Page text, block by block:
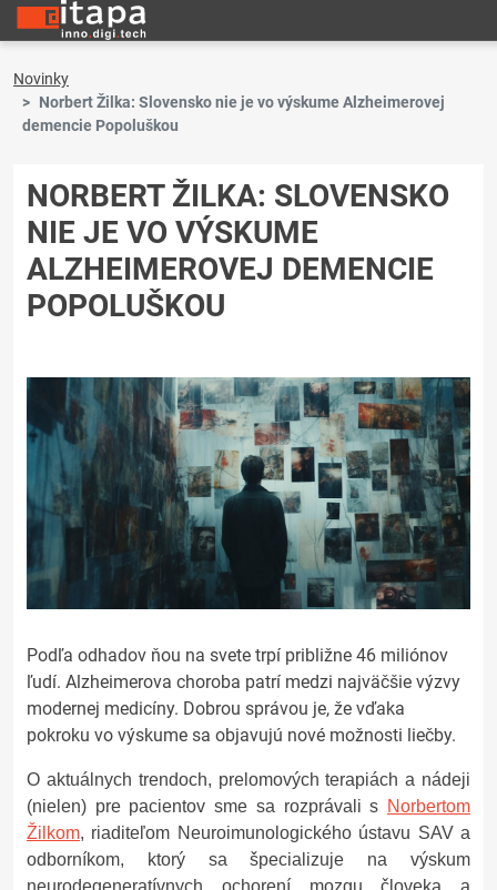
Novinky
Norbert Žilka: Slovensko nie je vo výskume Alzheimerovej
demencie Popoluškou
NORBERT ŽILKA: SLOVENSKO
NIE JE VO VÝSKUME
ALZHEIMEROVEJ DEMENCIE
POPOLUŠKOU
Podľa odhadov ňou na svete trpí približne 46 miliónov
ľudí. Alzheimerova choroba patrí medzi najväčšie výzvy
modernej medicíny. Dobrou správou je, že vďaka
pokroku vo výskume sa objavujú nové možnosti liečby.
O aktuálnych trendoch, prelomových terapiách a nádeji
(nielen) pre pacientov sme sa rozprávali s Norbertom
Žilkom, riaditeľom Neuroimunologického ústavu SAV a
odborníkom, ktorý sa špecializuje na výskum
neurodegeneratívnych ochorení mozgu človeka a